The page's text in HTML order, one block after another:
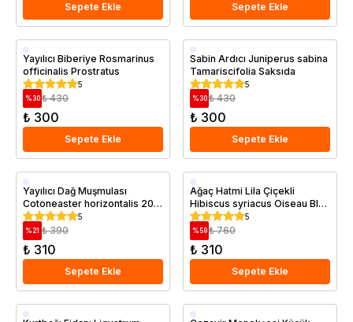
Sepete Ekle Sepete Ekle
Saksıda
Yayılıcı Biberiye Rosmarinus
officinalis Prostratus
5
%30 ₺ 430
₺ 300
Sepete Ekle
Saksıda
Sabin Ardıcı Juniperus sabina
Tamariscifolia Saksıda
5
%30 ₺ 430
₺ 300
Sepete Ekle
Saksıda
Yayılıcı Dağ Muşmulası
Cotoneaster horizontalis 20
40 cm Saksıda
5
%21 ₺ 390
₺ 310
Sepete Ekle
Saksıda
Ağaç Hatmi Lila Çiçekli
Hibiscus syriacus Oiseau Bleu
20 40 cm
5
% 59 ₺ 760
₺ 310
Sepete Ekle